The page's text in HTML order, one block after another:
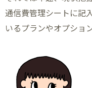
通信費管理シートに記
いるプランやオプショ